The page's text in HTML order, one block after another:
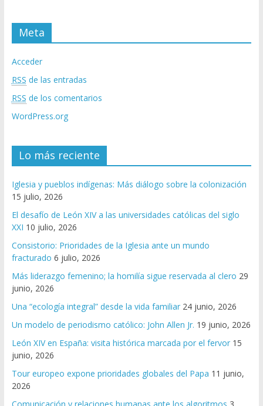
Meta
Acceder
RSS de las entradas
RSS de los comentarios
WordPress.org
Lo más reciente
Iglesia y pueblos indígenas: Más diálogo sobre la colonización
15 julio, 2026
El desafío de León XIV a las universidades católicas del siglo
XXI 10 julio, 2026
Consistorio: Prioridades de la Iglesia ante un mundo
fracturado 6 julio, 2026
Más liderazgo femenino; la homilía sigue reservada al clero 29
junio, 2026
Una “ecología integral” desde la vida familiar 24 junio, 2026
Un modelo de periodismo católico: John Allen Jr. 19 junio, 2026
León XIV en España: visita histórica marcada por el fervor 15
junio, 2026
Tour europeo expone prioridades globales del Papa 11 junio,
2026